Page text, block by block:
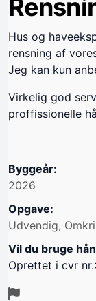
Hus og
rensning af
Jeg kan kun
Virkelig god
proffissionelle
Byggeår:
2026
Opgave:
Udvendig,
Vil du bruge
Oprettet i cvr